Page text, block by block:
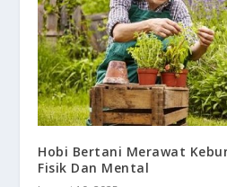
Hobi Bertani Merawat
Fisik Dan Mental